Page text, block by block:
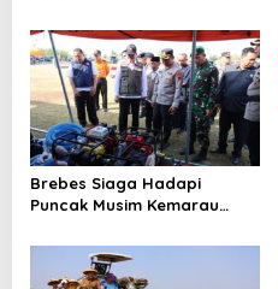
Dokter Sebelum Berkunjung
Brebes Siaga Hadapi
Puncak Musim Kemarau
Kesiapsiagaan Bencana dan
Karhutla